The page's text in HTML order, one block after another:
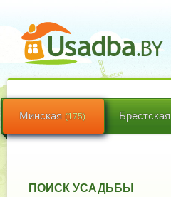
Минская(175) Брестская
ПОИСК УСАДЬБЫ